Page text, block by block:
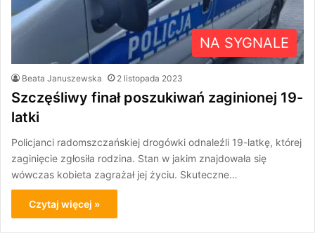
NA SYGNALE
Beata Januszewska 2 listopada 2023
Szczęśliwy finał poszukiwań zaginionej 19-
latki
Policjanci radomszczańskiej drogówki odnaleźli 19-latkę, której
zaginięcie zgłosiła rodzina. Stan w jakim znajdowała się
wówczas kobieta zagrażał jej życiu. Skuteczne…
Czytaj więcej »